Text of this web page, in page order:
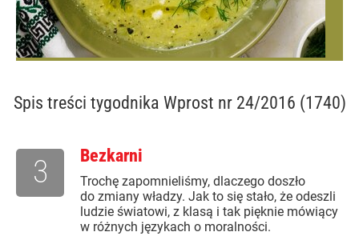
Spis treści tygodnika Wprost nr 24/2016 (1740)
Bezkarni
Trochę zapomnieliśmy, dlaczego doszło
do zmiany władzy. Jak to się stało, że odeszli
ludzie światowi, z klasą i tak pięknie mówiący
w różnych językach o moralności.
3